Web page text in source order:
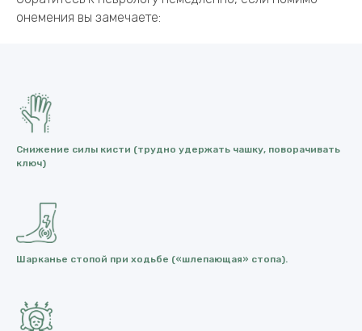
онемения вы замечаете:
Снижение силы кисти (трудно удержать чашку, поворачивать
ключ)
Шарканье стопой при ходьбе («шлепающая» стопа).